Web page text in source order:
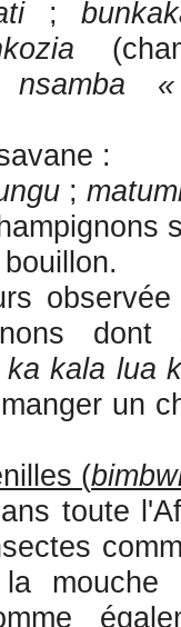
; b
nsamba
:
;
dont
ka kala lua
un
(
toute
la